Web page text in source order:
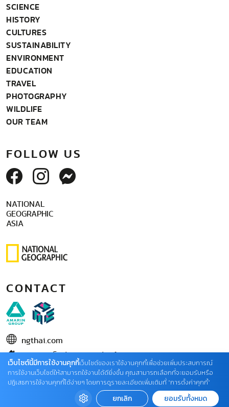
SCIENCE
HISTORY
CULTURES
SUSTAINABILITY
ENVIRONMENT
EDUCATION
TRAVEL
PHOTOGRAPHY
WILDLIFE
OUR TEAM
FOLLOW US
NATIONAL
GEOGRAPHIC
ASIA
CONTACT
ngthai.com
ในเครือ บริษัท อมรินทร์ คอร์เปอเรชั่นส์ จำกัด (มหาชน)
02 422 9999 ต่อ 4220
ติดต่อแจ้งปัญหาหรือร้องเรียน
เว็บไซต์นี้มีการใช้งานคุกกี้เว็บไซต์ของเราใช้งานคุกกี้เพื่อช่วยเพิ่มประสบการณ์
การใช้งานเว็บไซต์ให้สามารถใช้งานได้ดียิ่งขึ้น คุณสามารถเลือกที่จะยอมรับหรือ
ปฏิเสธการใช้งานคุกกี้ได้ง่ายๆ โดยการดูรายละเอียดเพิ่มเติมที่ “การตั้งค่าคุกกี้”
ยกเลิก ยอมรับทั้งหมด